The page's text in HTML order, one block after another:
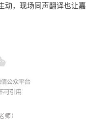
动，现场同声翻译也让嘉
师）